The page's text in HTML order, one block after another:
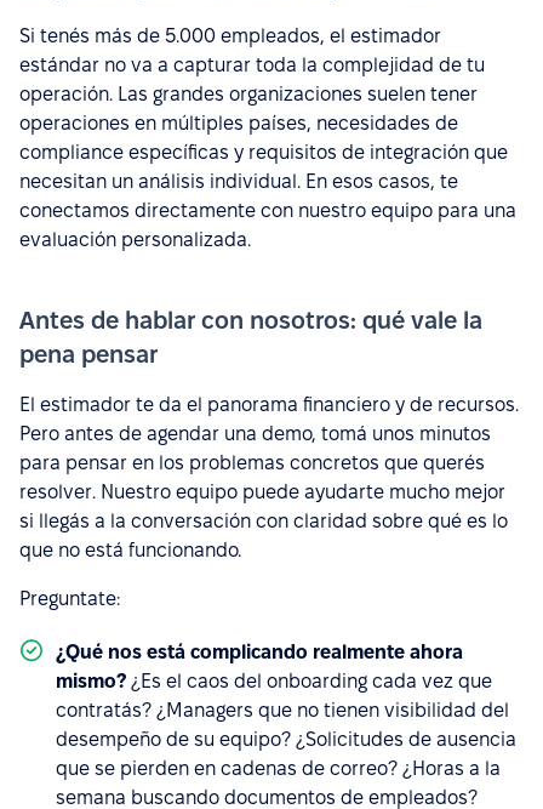
Si tenés más de 5.000 empleados, el estimador
estándar no va a capturar toda la complejidad de tu
operación. Las grandes organizaciones suelen tener
operaciones en múltiples países, necesidades de
compliance específicas y requisitos de integración que
necesitan un análisis individual. En esos casos, te
conectamos directamente con nuestro equipo para una
evaluación personalizada.
Antes de hablar con nosotros: qué vale la
pena pensar
El estimador te da el panorama financiero y de recursos.
Pero antes de agendar una demo, tomá unos minutos
para pensar en los problemas concretos que querés
resolver. Nuestro equipo puede ayudarte mucho mejor
si llegás a la conversación con claridad sobre qué es lo
que no está funcionando.
Preguntate:
¿Qué nos está complicando realmente ahora
mismo? ¿Es el caos del onboarding cada vez que
contratás? ¿Managers que no tienen visibilidad del
desempeño de su equipo? ¿Solicitudes de ausencia
que se pierden en cadenas de correo? ¿Horas a la
semana buscando documentos de empleados?